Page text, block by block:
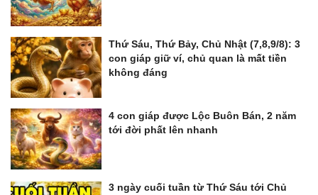
Thứ Sáu, Thứ Bảy, Chủ Nhật (7,8,9/8): 3
con giáp giữ ví, chủ quan là mất tiền
không đáng
4 con giáp được Lộc Buôn Bán, 2 năm
tới đời phất lên nhanh
3 ngày cuối tuần từ Thứ Sáu tới Chủ